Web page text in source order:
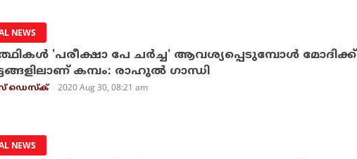
NEWS
'പരീക്ഷാ പേ ചര്‍ച്ച' ആവശ്യപ്പെടുമ്പോള്‍ മോദിക്ക്
കമ്പം: രാഹുല്‍ ഗാന്ധി
ഡെസ്‌ക് 2020 Aug 30, 08:21 am
NEWS